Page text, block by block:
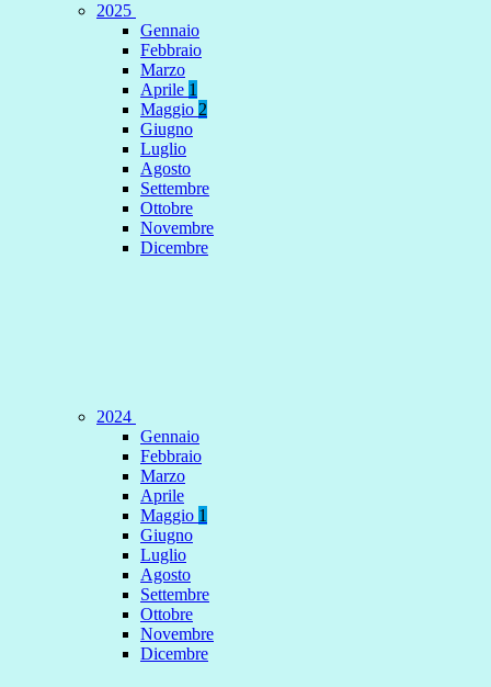
2025
Gennaio
Febbraio
Marzo
Aprile 1
Maggio 2
Giugno
Luglio
Agosto
Settembre
Ottobre
Novembre
Dicembre
2024
Gennaio
Febbraio
Marzo
Aprile
Maggio 1
Giugno
Luglio
Agosto
Settembre
Ottobre
Novembre
Dicembre